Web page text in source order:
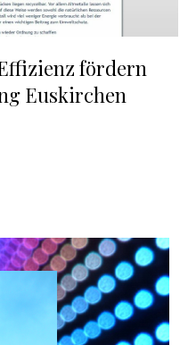
fördern
Euskirchen